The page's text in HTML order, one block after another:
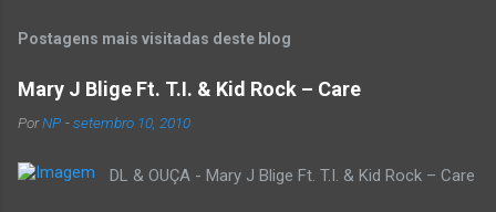
Postagens mais visitadas deste blog
Mary J Blige Ft. T.I. & Kid Rock – Care
PorNP -setembro 10, 2010
DL & OUÇA - Mary J Blige Ft. T.I. & Kid Rock – Care